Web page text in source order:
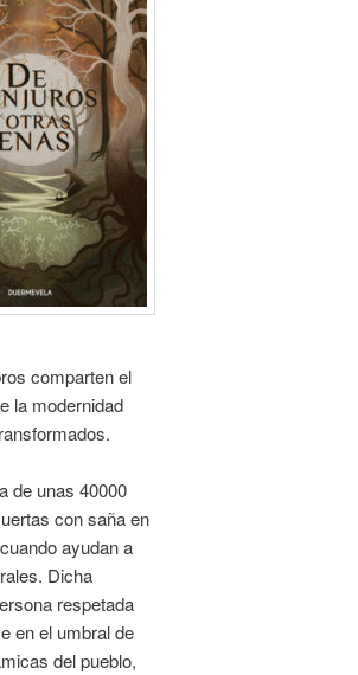
comparten el
la modernidad
de unas 40000
con saña en
ayudan a
Dicha
respetada
en el umbral de
del pueblo,